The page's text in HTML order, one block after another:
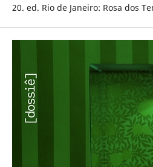
20. ed. Rio de Janeiro: Rosa dos